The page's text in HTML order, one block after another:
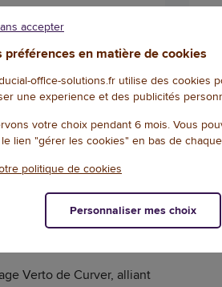
EN STOCK, LIVRÉ EN 24/48H
AJOUTER
Qté
1 / 2
DOCUMENTATION
Verto de Curver, alliant
préférences en matière de cookies
office-solutions.fr utilise des cookies
une experience et des publicités
votre choix pendant 6 mois. Vous
lien "gérer les cookies" en bas de
politique de cookies
accepter
Personnaliser mes choix